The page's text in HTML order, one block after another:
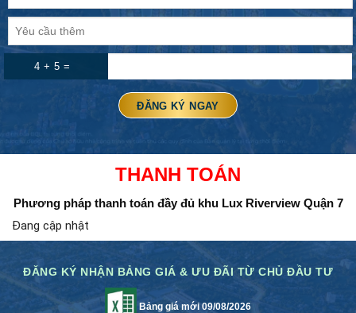
4 + 5 =
THANH TOÁN
Phương pháp thanh toán đầy đủkhu Lux Riverview Quận 7
Đang cập nhật
ĐĂNG KÝ NHẬN BẢNG GIÁ & ƯU ĐÃI TỪ CHỦ ĐẦU TƯ
Bảng giá mới 09/08/2026